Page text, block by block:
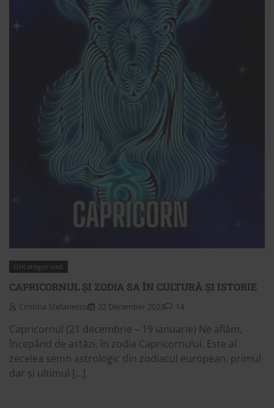
Uncategorized
CAPRICORNUL ȘI ZODIA SA ÎN CULTURĂ ȘI ISTORIE
Cristina Stefanescu 22 December 2023 14
Capricornul (21 decembrie – 19 ianuarie) Ne aflăm,
începând de astăzi, în zodia Capricornului. Este al
zecelea semn astrologic din zodiacul european, primul
dar și ultimul […]